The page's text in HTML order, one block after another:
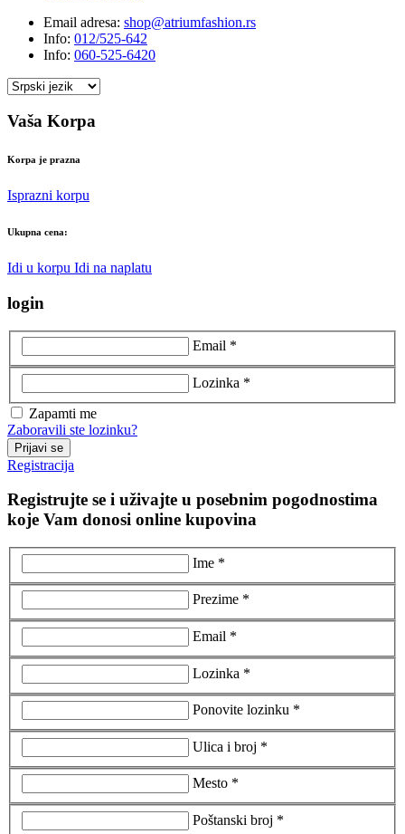
Email adresa: shop@atriumfashion.rs
Info: 012/525-642
Info: 060-525-6420
Vaša Korpa
Korpa je prazna
Isprazni korpu
Ukupna cena:
Idi u korpu Idi na naplatu
login
Email *
Lozinka *
Zapamti me
Zaboravili ste lozinku?
Prijavi se
Registracija
Registrujte se i uživajte u posebnim pogodnostima
koje Vam donosi online kupovina
Ime *
Prezime *
Email *
Lozinka *
Ponovite lozinku *
Ulica i broj *
Mesto *
Poštanski broj *